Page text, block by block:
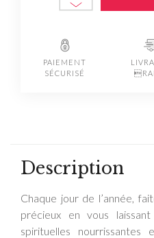
PAIEMENT
SÉCURISÉ
Description
Chaque jour de l’année,
précieux en vous
spirituelles nourrissantes